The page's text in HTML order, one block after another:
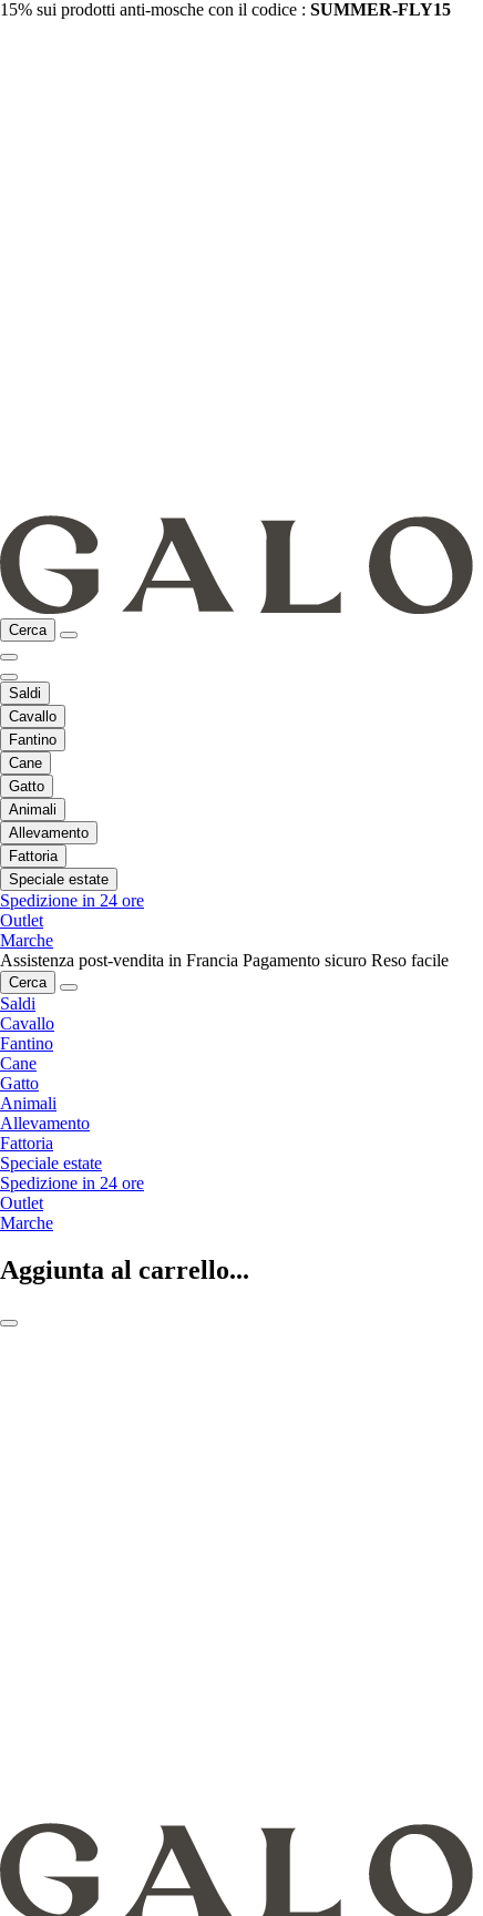
15% sui prodotti anti-mosche con il codice : SUMMER-FLY15
Cerca
Saldi
Cavallo
Fantino
Cane
Gatto
Animali
Allevamento
Fattoria
Speciale estate
Spedizione in 24 ore
Outlet
Marche
Assistenza post-vendita in Francia Pagamento sicuro Reso facile
Cerca
Saldi
Cavallo
Fantino
Cane
Gatto
Animali
Allevamento
Fattoria
Speciale estate
Spedizione in 24 ore
Outlet
Marche
Aggiunta al carrello...